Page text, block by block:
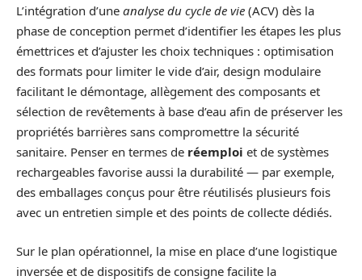
L’intégration d’une analyse du cycle de vie (ACV) dès la
phase de conception permet d’identifier les étapes les plus
émettrices et d’ajuster les choix techniques : optimisation
des formats pour limiter le vide d’air, design modulaire
facilitant le démontage, allègement des composants et
sélection de revêtements à base d’eau afin de préserver les
propriétés barrières sans compromettre la sécurité
sanitaire. Penser en termes de réemploi et de systèmes
rechargeables favorise aussi la durabilité — par exemple,
des emballages conçus pour être réutilisés plusieurs fois
avec un entretien simple et des points de collecte dédiés.
Sur le plan opérationnel, la mise en place d’une logistique
inversée et de dispositifs de consigne facilite la